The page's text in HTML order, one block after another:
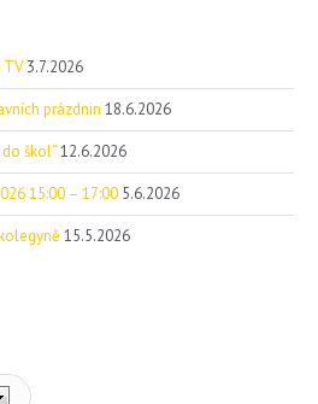
TV 3.7.2026
prázdnin 18.6.2026
škol“12.6.2026
15:00 – 17:00 5.6.2026
15.5.2026